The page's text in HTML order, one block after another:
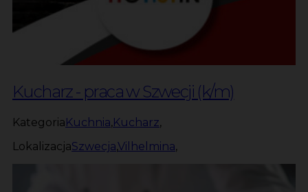
Kucharz - praca w Szwecji (k/m)
KategoriaKuchnia,Kucharz,
LokalizacjaSzwecja,Vilhelmina,